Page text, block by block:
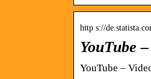
http s://
YouTube
YouTube –